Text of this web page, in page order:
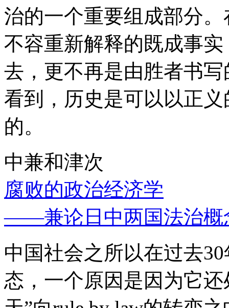
治的一个重要组成部分
不容重新解释的既成事
去，更不再是由胜者书
看到，历史是可以以正
的。
中兼和津次
腐败的政治经济学
——兼论日中两国法治概
中国社会之所以在过去
态，一个原因是因为它